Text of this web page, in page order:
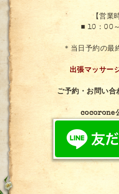
【営業
■ 10：00
＊当日予約の最
出張マッサー
ご予約・お問い合
cocorone